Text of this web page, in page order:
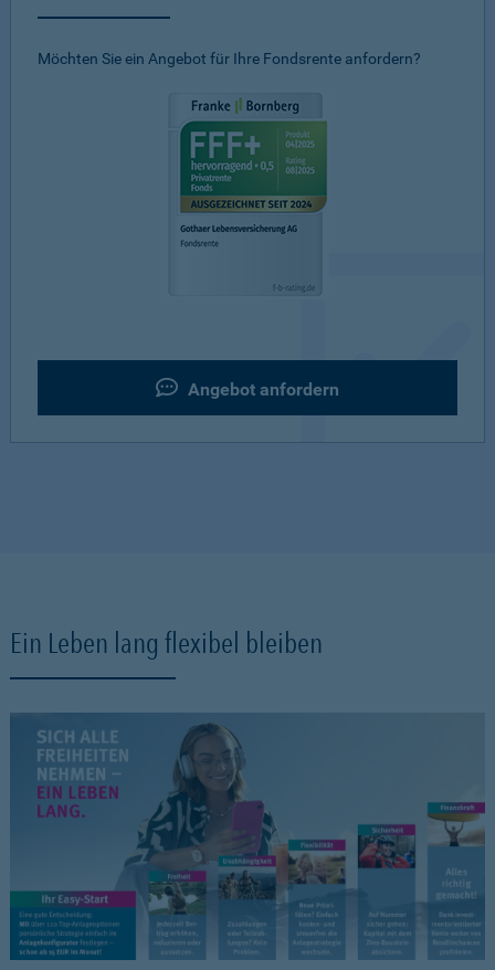
Möchten Sie ein Angebot für Ihre Fondsrente anfordern?
Angebot anfordern
Ein Leben lang flexibel bleiben